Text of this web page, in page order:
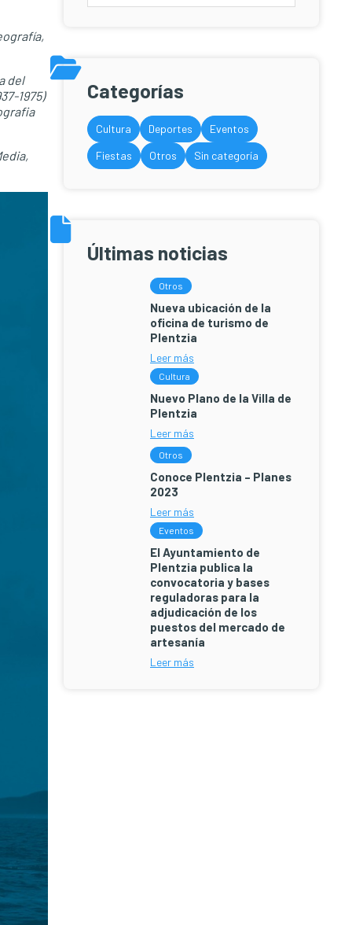
del
1975)
Categorías
Cultura Deportes
Eventos
Fiestas
Otros Sin categoría
Últimas noticias
Otros
Nueva ubicación de la
oficina de turismo de
Plentzia
Leer más
Cultura
Nuevo Plano de la Villa de
Plentzia
Leer más
Otros
Conoce Plentzia – Planes
2023
Leer más
Eventos
El Ayuntamiento de
Plentzia publica la
convocatoria y bases
reguladoras para la
adjudicación de los
puestos del mercado de
artesanía
Leer más
principal